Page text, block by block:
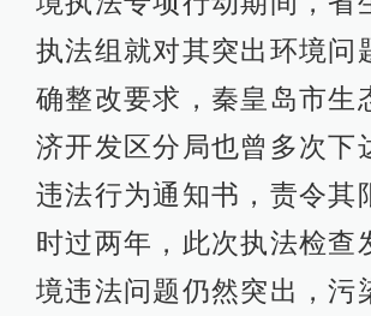
执法组就对其突出环境问
确整改要求，秦皇岛市生
济开发区分局也曾多次下
违法行为通知书，责令其
时过两年，此次执法检查
境违法问题仍然突出，污